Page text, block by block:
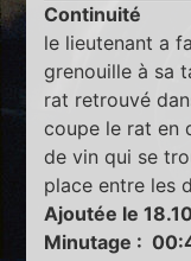
Continuité
le lieutenant a
grenouille à sa
rat retrouvé
coupe le rat en
de vin qui se
place entre les
Ajoutée le
Minutage :